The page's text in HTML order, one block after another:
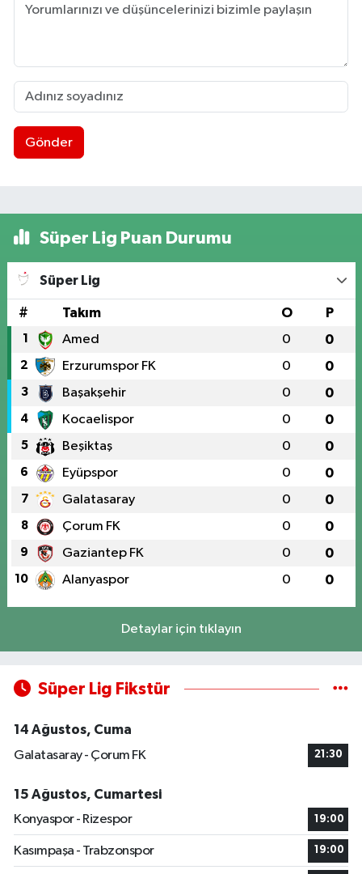
Gönder
Süper Lig Puan Durumu
Süper Lig
# Takım O P
1 Amed 0 0
2 Erzurumspor FK 0 0
3 Başakşehir 0 0
4 Kocaelispor 0 0
5 Beşiktaş 0 0
6 Eyüpspor 0 0
7 Galatasaray 0 0
8 Çorum FK 0 0
9 Gaziantep FK 0 0
10 Alanyaspor 0 0
Detaylar için tıklayın
Süper Lig Fikstür
14 Ağustos, Cuma
Galatasaray - Çorum FK
21:30
15 Ağustos, Cumartesi
Konyaspor - Rizespor
19:00
Kasımpaşa - Trabzonspor 19:00